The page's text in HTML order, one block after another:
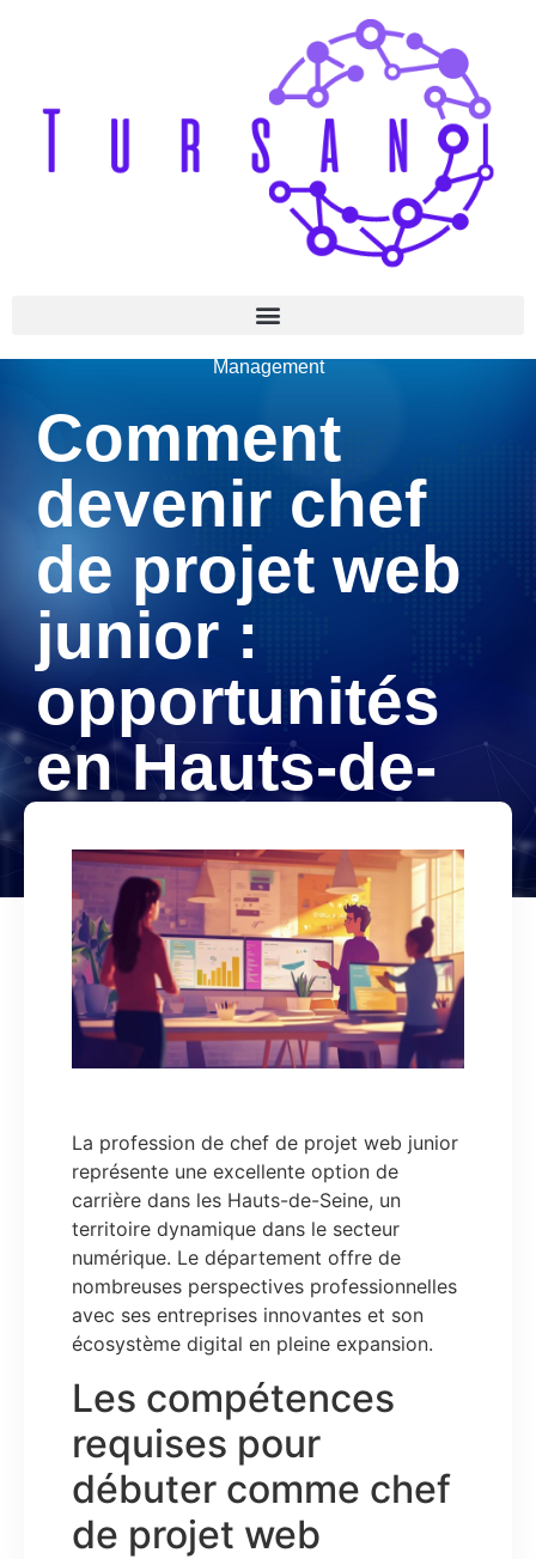
Management
Comment
devenir chef
de projet web
junior :
opportunités
en Hauts-de-
Seine
La profession de chef de projet web junior
représente une excellente option de
carrière dans les Hauts-de-Seine, un
territoire dynamique dans le secteur
numérique. Le département offre de
nombreuses perspectives professionnelles
avec ses entreprises innovantes et son
écosystème digital en pleine expansion.
Les compétences
requises pour
débuter comme chef
de projet web